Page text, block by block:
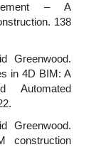
– A
138
Greenwood.
in 4D BIM: A
Automated
Greenwood.
construction